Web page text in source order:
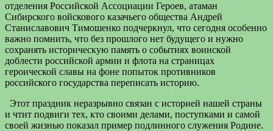
отделения Российской Ассоциации Героев, атаман
Сибирского войскового казачьего общества Андрей
Станиславович Тимошенко подчеркнул, что сегодня особенно
важно помнить, что без прошлого нет будущего и нужно
сохранять историческую память о событиях воинской
доблести российской армии и флота на страницах
героической славы на фоне попыток противников
российского государства переписать историю.
Этот праздник неразрывно связан с историей нашей страны
и чтит подвиги тех, кто своими делами, поступками и самой
своей жизнью показал пример подлинного служения Родине.